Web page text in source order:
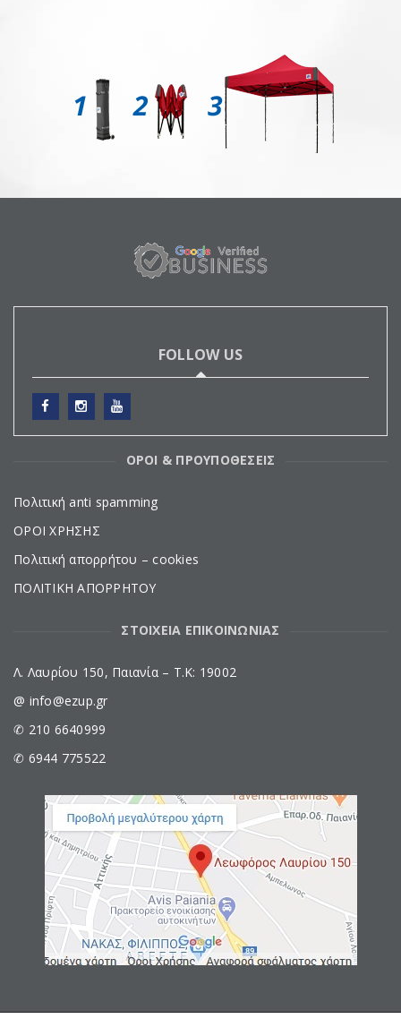
FOLLOW US
ΟΡΟΙ & ΠΡΟΥΠΟΘΕΣΕΙΣ
Πολιτική anti spamming
ΟΡΟΙ ΧΡΗΣΗΣ
Πολιτική απορρήτου – cookies
ΠΟΛΙΤΙΚΗ ΑΠΟΡΡΗΤΟΥ
ΣΤΟΙΧΕΙΑ ΕΠΙΚΟΙΝΩΝΙΑΣ
Λ. Λαυρίου 150, Παιανία – Τ.Κ: 19002
@ info@ezup.gr
✆ 210 6640999
✆ 6944 775522